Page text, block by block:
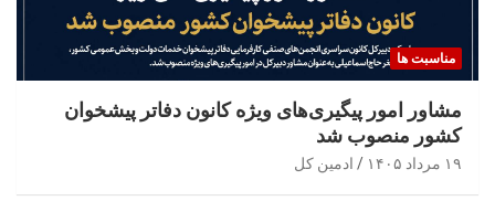
مناسبت ها
مشاور امور پیگیری‌های ویژه کانون دفاتر پیشخوان
کشور منصوب شد
۱۹ مرداد ۱۴۰۵ ادمین کل